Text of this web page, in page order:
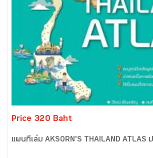
Price 320 Baht
แผนที่เล่ม AKSORN'S THAILAND ATLAS